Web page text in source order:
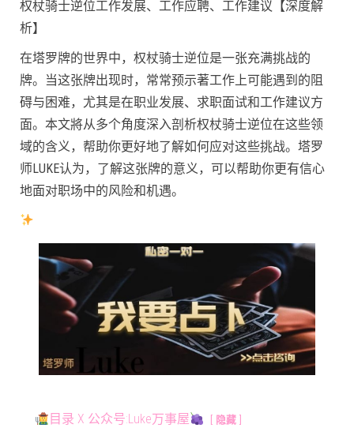
权杖骑士逆位工作发展、工作应聘、工作建议【深度解
析】
在塔罗牌的世界中，权杖骑士逆位是一张充满挑战的
牌。当这张牌出现时，常常预示著工作上可能遇到的阻
碍与困难，尤其是在职业发展、求职面试和工作建议方
面。本文將从多个角度深入剖析权杖骑士逆位在这些领
域的含义，帮助你更好地了解如何应对这些挑战。塔罗
师LUKE认为，了解这张牌的意义，可以帮助你更有信心
地面对职场中的风险和机遇。
目录 X 公众号:Luke万事屋 隐藏